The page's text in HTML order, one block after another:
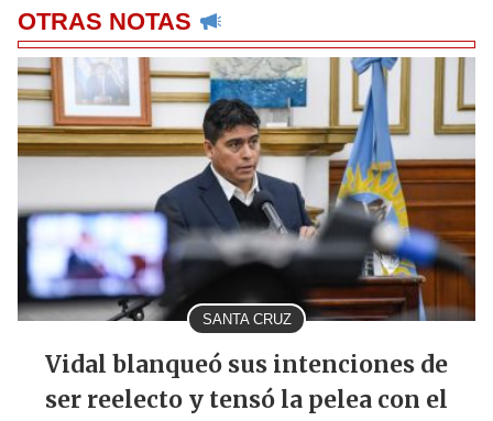
OTRAS NOTAS
SANTA CRUZ
Vidal blanqueó sus intenciones de
ser reelecto y tensó la pelea con el